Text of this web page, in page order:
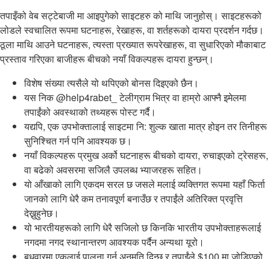
तपाइँको वेब सट्टेबाजी मा आइपुगेको साइटहरु को माथि जानुहोस्। साइटहरूको
लोडले स्वचालित रूपमा घटनाहरू, रेखाहरू, वा शर्तहरूको दायरा प्रदर्शन गर्दछ।
ठूला माथि आउने घटनाहरू, त्यस्ता प्रख्यात रूपरेखाहरू, वा सुधारिएको मौकाबाट
प्रस्ताव गरिएका बाजीहरू बीचको नयाँ विकल्पहरू दायरा हुन्छन्।
विशेष संख्या त्यसैले यो थपिएको बोनस दिइएको छैन।
यस निक @help4rabet_ टेलीग्राम भित्र वा हाम्रो आफ्नै इमेलमा
तपाईंको अवस्थाको तथ्यहरू पोस्ट गर्दै।
यद्यपि, एक उपभोक्तालाई साइटमा नि: शुल्क खाता मात्र होइन तर तिनीहरू
सुनिश्चित गर्न पनि आवश्यक छ।
नयाँ विकल्पहरू प्रमुख अर्को घटनाहरू बीचको दायरा, रुचाइएको ट्रेसहरू,
वा बढेको अवसरमा सजिलै उपलब्ध भ्याजरहरू सहित।
यो आँखाको लागि एकदम सरल छ जसले मलाई व्यक्तिगत रूपमा यहाँ फिर्ता
जानको लागि धेरै कम तनावपूर्ण बनाउँछ र तपाईंले अतिरिक्त प्रवृत्ति
देख्नुहुनेछ।
यो भारतीयहरूको लागि धेरै सजिलो छ किनकि भारतीय उपभोक्ताहरूलाई
नगदमा नगद स्थानान्तरण आवश्यक पर्दैन अन्यथा यूरो।